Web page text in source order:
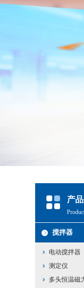
产
搅拌器
电动搅拌器
测定仪
多头恒温磁